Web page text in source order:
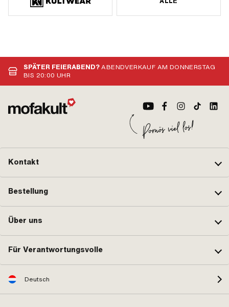
SPÄTER FEIERABEND?ABENDVERKAUF AM DONNERSTAG
BIS 20:00 UHR
Kontakt
Bestellung
Über uns
Für Verantwortungsvolle
Deutsch